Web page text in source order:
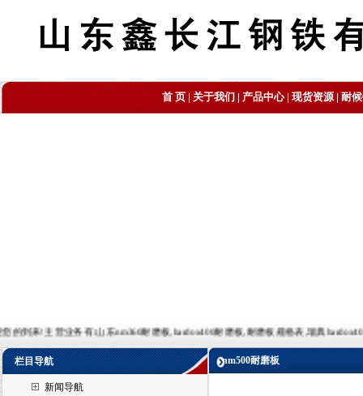
首 页|关于我们|产品中心|现货资源|耐
到来!主营业务有:山东nm360耐磨板,hardox400耐磨板,耐磨板规格表,瑞典
栏目导航
新闻导航
nm500耐磨板